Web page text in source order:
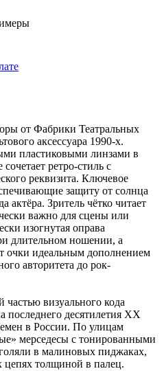
от Фабрики Театральных
аксессуара 1990-х.
пластиковыми линзами в
ретро-стиль с
реквизита. Ключевое
защиту от солнца
актёра. Зритель чётко читает
важно для сцены или
изогнутая оправа
длительном ношении, а
очки идеальным дополнением
авторитета до рок-
визуального кода
последнего десятилетия XX
в России. По улицам
мерседесы с тонированными
в малиновых пиджаках,
цепях толщиной в палец.